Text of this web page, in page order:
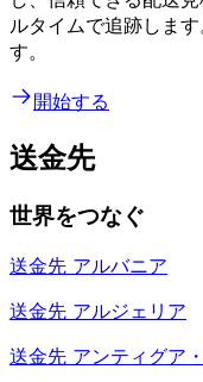
ルタイムで追跡しま
す。
開始する
送金先
世界をつなぐ
送金先 アルバニア
送金先 アルジェリア
送金先 アンティグア